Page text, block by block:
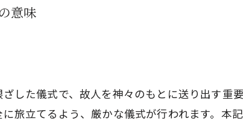
意味
した儀式で、故人を神々のもとに送り出す重
旅立てるよう、厳かな儀式が行われます。本